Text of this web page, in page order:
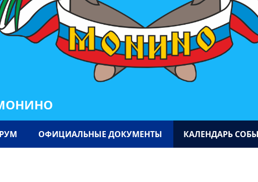
ОФИЦИАЛЬНЫЕ ДОКУМЕНТЫ КАЛЕНДАРЬ